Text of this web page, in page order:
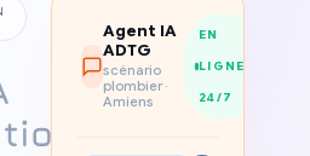
Agent IA
ADTG
scénario
plombier ·
Amiens
EN
LIGNE
24/7